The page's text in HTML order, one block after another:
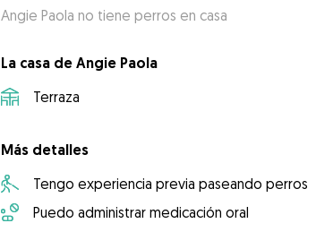
Angie Paola no tiene perros en casa
La casa de Angie Paola
Terraza
Más detalles
Tengo experiencia previa paseando perros
Puedo administrar medicación oral